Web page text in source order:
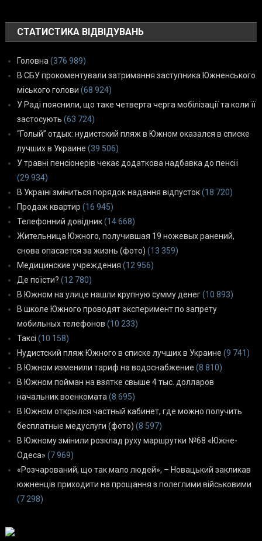
СТАТИСТИКА ВІДВІДУВАНЬ
Головна (376 989)
В СБУ прокоментували затримання заступника Южненського
міського голови (68 924)
У Раді пояснили, що таке четверта черга мобілізації та коли її
застосують (63 724)
“Голый” отдых: нудистский пляж в Южном оказался в списке
лучших в Украине (39 506)
У травні пенсіонерів чекає додаткова надбавка до пенсії
(29 934)
В Україні зміниться порядок надання відпусток(18 720)
Продаж квартир (16 945)
Телефонний довідник(14 668)
Жительница Южного, получившая 19 ножевых ранений,
снова опасается за жизнь (фото) (13 359)
Медицинские учреждения (12 956)
Де поїсти? (12 780)
В Южном на улице нашли крупную сумму денег(10 893)
В школе Южного проводят эксперимент по запрету
мобильных телефонов (10 233)
Таксі (10 158)
Нудистский пляж Южного в списке лучших в Украине (9 741)
В Южном изменили тариф на водоснабжение (8 810)
В Южном пойман на взятке свыше 4 тыс. долларов
начальник военкомата (8 695)
В Южном открылся частный кабинет, где можно получить
бесплатные медуслуги (фото) (8 597)
В Южному змінили розклад руху маршрутки №68 «Южне-
Одеса» (7 969)
«Розчарований, що так мало людей», – Новацький закликав
южненців приходити на прощання з полеглими військовими
(7 298)